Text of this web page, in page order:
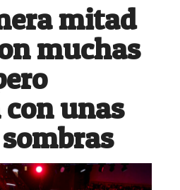
mitad
muchas
unas